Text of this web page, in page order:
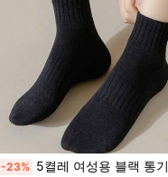
-23% 5켤레 여성용 블랙 통기성 흡습성 짧은 양말, 모든 계절 착용 가능한 심플한 캐주얼 스포츠 양말